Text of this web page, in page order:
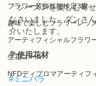
フラワー装飾技能検定3級
趣味で楽しむフラワーレッ
アーティフィシャルフラワ
生花コース
NFDディプロマアーティフ
「シーズンを楽しむ寄
なさいました、ダンさ
介いたします。
💐使用花材
#ミニバラ